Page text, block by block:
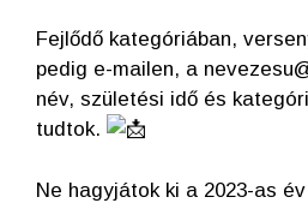
Fejlődő kategóriában,
pedig e-mailen, a
név, születési idő és
tudtok.
Ne hagyjátok ki a 2023-as